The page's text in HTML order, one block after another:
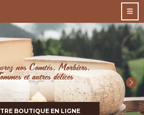
nos Comtés, Morbiers,
et autres délices
BOUTIQUE EN LIGNE